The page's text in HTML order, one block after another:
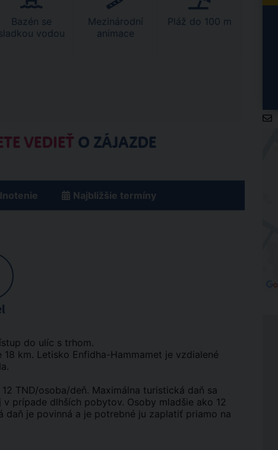
Bazén se
vodou
Mezinárodní
animace
Pláž do 100 m
VEDIEŤ O ZÁJAZDE
Najbližšie termíny
do ulíc s trhom.
km. Letisko Enfidha-Hammamet je vzdialené
TND/osoba/deň. Maximálna turistická daň sa
prípade dlhších pobytov. Osoby mladšie ako 12
je povinná a je potrebné ju zaplatiť priamo na